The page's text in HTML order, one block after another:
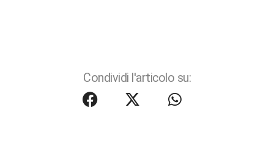
Condividi l'articolo su: